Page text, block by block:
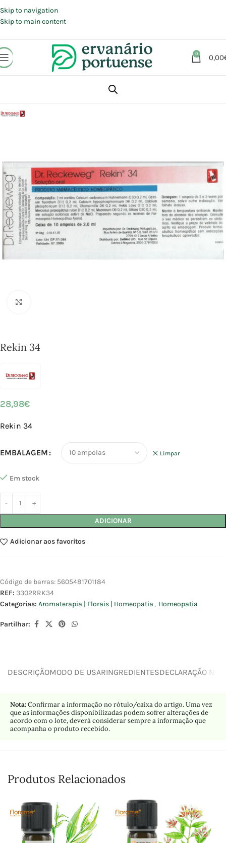
Skip to navigation
Skip to main content
0 0,00
Aromaterapia | Florais | Homeopatia
Rekin 34
28,98€
Rekin 34
EMBALAGEM Limpar
Em stock
ADICIONAR
Adicionar aos favoritos
Código de barras: 5605481701184
REF: 3302RRK34
Categorias: Aromaterapia | Florais | Homeopatia , Homeopatia
Partilhar:
DESCRIÇÃOMODO DE USARINGREDIENTESDECLARAÇÃO
Nota:Confirmar a informação no rótulo/caixa do artigo. Uma vez
que as informações disponibilizadas podem sofrer alterações de
acordo com o lote, deverá considerar sempre a informação que
acompanha o produto recebido.
Produtos Relacionados